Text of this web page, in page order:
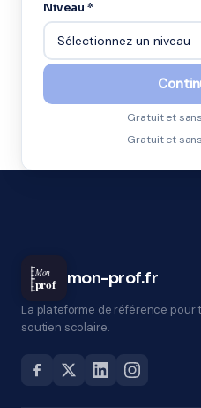
Niveau *
Gratuit et
Gratuit et
Mon
prof mon-prof.fr
La plateforme de référence pour
soutien scolaire.